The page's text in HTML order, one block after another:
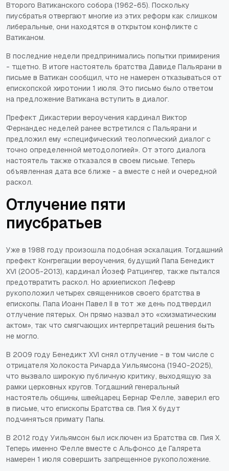
Второго Ватиканского собора (1962-65). Поскольку
пиусбратья отвергают многие из этих реформ как слишком
либеральные, они находятся в открытом конфликте с
Ватиканом.
В последние недели предпринимались попытки примирения
- тщетно. В итоге настоятель братства Давиде Пальярани в
письме в Ватикан сообщил, что не намерен отказываться от
епископской хиротонии 1 июля. Это письмо было ответом
на предложение Ватикана вступить в диалог.
Префект Дикастерии вероучения кардинал Виктор
Фернандес неделей ранее встретился с Пальярани и
предложил ему «специфический теологический диалог с
точно определенной методологией». От этого диалога
настоятель также отказался в своем письме. Теперь
объявленная дата все ближе - а вместе с ней и очередной
раскол.
Отлучение пяти
пиусбратьев
Уже в 1988 году произошла подобная эскалация. Тогдашний
префект Конгрегации вероучения, будущий Папа Бенедикт
XVI (2005-2013), кардинал Йозеф Ратцингер, также пытался
предотвратить раскол. Но архиепископ Лефевр
рукоположил четырех священников своего братства в
епископы. Папа Иоанн Павел II в тот же день подтвердил
отлучение пятерых. Он прямо назвал это «схизматическим
актом», так что смягчающих интерпретаций решения быть
не могло.
В 2009 году Бенедикт XVI снял отлучение - в том числе с
отрицателя Холокоста Ричарда Уильямсона (1940-2025),
что вызвало широкую публичную критику, выходящую за
рамки церковных кругов. Тогдашний генеральный
настоятель общины, швейцарец Бернар Фелле, заверил его
в письме, что епископы Братства св. Пия X будут
подчиняться примату Папы.
В 2012 году Уильямсон был исключен из Братства св. Пия X.
Теперь именно Фелле вместе с Альфонсо де Галярета
намерен 1 июля совершить запрещенное рукоположение.